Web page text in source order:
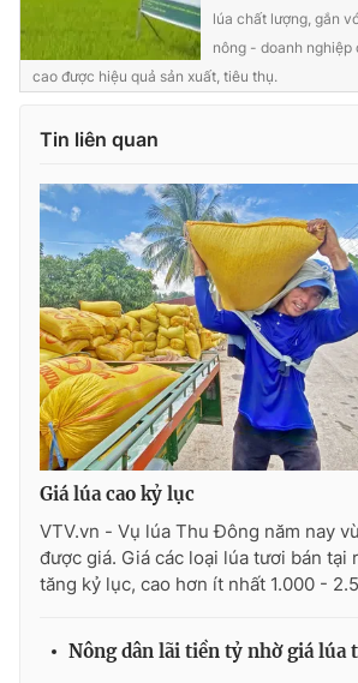
Tư vấn
Chuyên mục khác
Photo
Video Shorts
VTV Money VTV Thể
VTV Sức khoẻ Bất động
Thị trường 24h Tấm
VTV4 Vươn
VTV9
lúa chất lượng, gắn
nông - doanh nghiệp
cao được hiệu quả sản xuất, tiêu thụ.
Tin liên quan
Giá lúa cao kỷ lục
VTV.vn - Vụ lúa Thu Đông năm nay
được giá. Giá các loại lúa tươi bán tại
tăng kỷ lục, cao hơn ít nhất 1.000 -
Nông dân lãi tiền tỷ nhờ giá lúa